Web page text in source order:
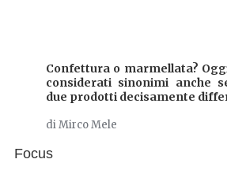
Confettura o marmellata?
considerati sinonimi anche
due prodotti decisamente
di Mirco Mele
Focus